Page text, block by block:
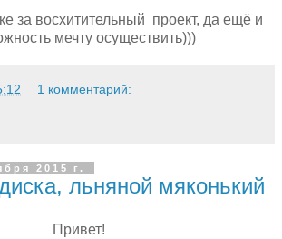
за восхитительный проект, да ещё и
мечту осуществить)))
1 комментарий:
2015 г.
льняной мяконький
Привет!